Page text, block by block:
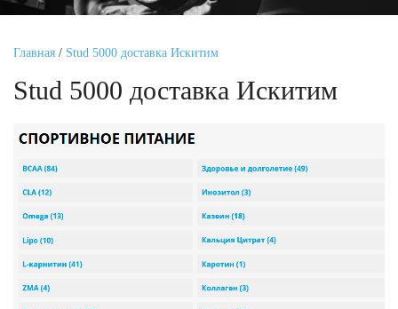
Главная / Stud 5000 доставка Искитим
Stud 5000 доставка Искитим